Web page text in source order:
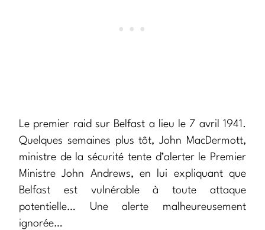
Le premier raid sur Belfast a lieu le 7 avril 1941.
Quelques semaines plus tôt, John MacDermott,
ministre de la sécurité tente d’alerter le Premier
Ministre John Andrews, en lui expliquant que
Belfast est vulnérable à toute attaque
potentielle… Une alerte malheureusement
ignorée…